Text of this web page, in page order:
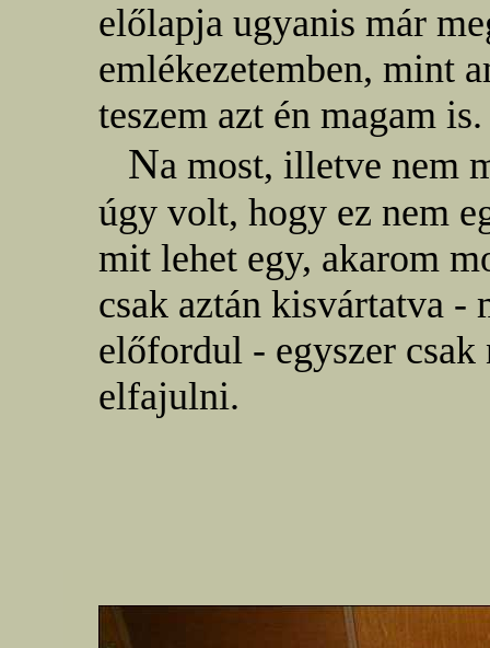
előlapja ugyanis már
emlékezetemben, mint
teszem azt én magam is.
Na most, illetve nem
úgy volt, hogy ez nem
mit lehet egy, akarom
csak aztán kisvártatva -
előfordul - egyszer
elfajulni.